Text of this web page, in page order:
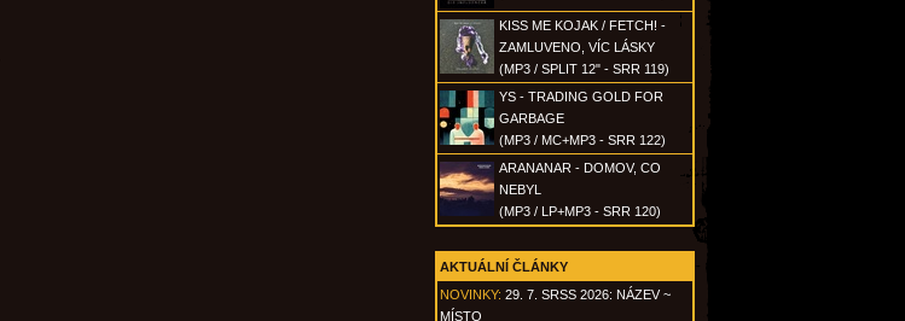
KISS ME KOJAK / FETCH! -
ZAMLUVENO, VÍC LÁSKY
(MP3 / SPLIT 12" - SRR 119)
YS - TRADING GOLD FOR
GARBAGE
(MP3 / MC+MP3 - SRR 122)
ARANANAR - DOMOV, CO
NEBYL
(MP3 / LP+MP3 - SRR 120)
AKTUÁLNÍ ČLÁNKY
NOVINKY: 29. 7. SRSS 2026: NÁZEV ~
MÍSTO